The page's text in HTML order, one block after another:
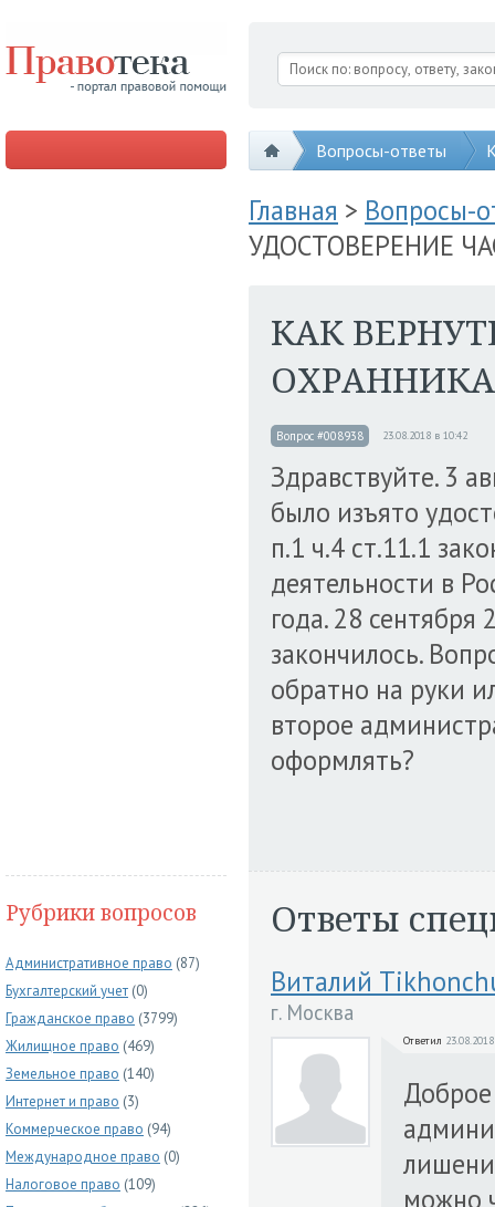
Вопросы-ответы
Рубрики вопросов
Административное право (87)
Бухгалтерский учет (0)
Гражданское право (3799)
Жилищное право (469)
Земельное право (140)
Интернет и право (3)
Коммерческое право (94)
Международное право (0)
Налоговое право (109)
Главная > Вопросы-
УДОСТОВЕРЕНИЕ
КАК
Вопрос #008938 23.08.2018 в 10:42
Здравствуйте. 3
было изъято
п.1 ч.4 ст.11.1
деятельности в
года. 28
закончилось.
обратно на руки
второе
оформлять?
Ответы
Виталий
г. Москва
Ответил
можно